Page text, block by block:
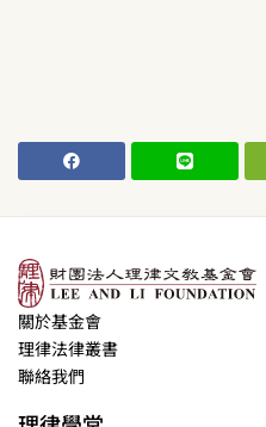
關於基金會
理律法律叢書
聯絡我們